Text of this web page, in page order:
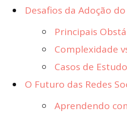
Desafios da Adoção
Principais
Complexidade
Casos de Estudo
O Futuro das Redes
Aprendendo